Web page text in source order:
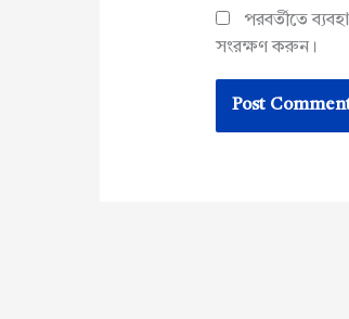
পরবর্তীতে
সংরক্ষণ করুন।